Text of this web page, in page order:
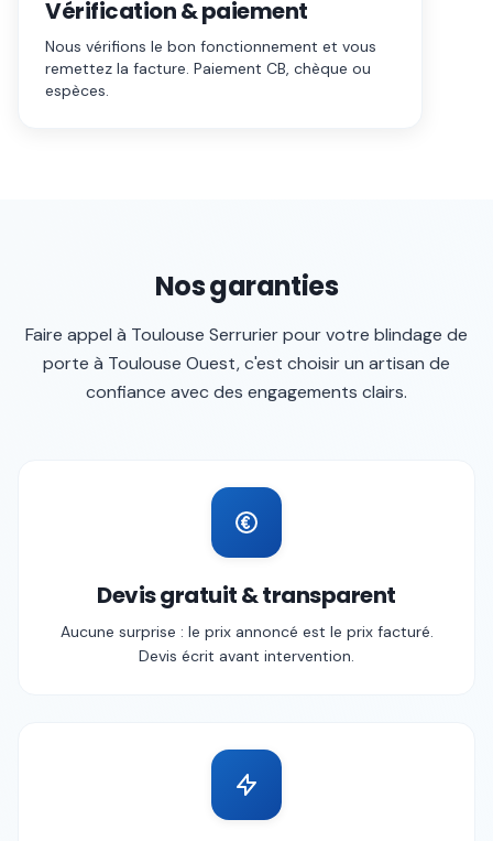
Vérification & paiement
Nous vérifions le bon fonctionnement et vous
remettez la facture. Paiement CB, chèque ou
espèces.
Nos garanties
Faire appel à Toulouse Serrurierpour votre blindage de
porte à Toulouse Ouest, c'est choisir un artisan de
confiance avec des engagements clairs.
Devis gratuit & transparent
Aucune surprise : le prix annoncé est le prix facturé.
Devis écrit avant intervention.